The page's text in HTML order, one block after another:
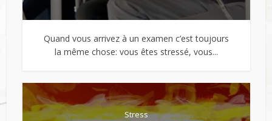
Quand vous arrivez à un examen c’est toujours
la même chose: vous êtes stressé, vous...
Stress